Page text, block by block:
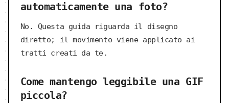
automaticamente una foto?
No. Questa guida riguarda il disegno
diretto; il movimento viene applicato ai
tratti creati da te.
Come mantengo leggibile una GIF
piccola?